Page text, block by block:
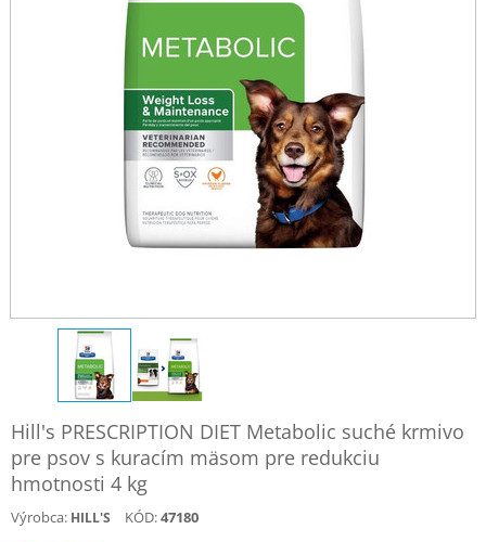
Hill's PRESCRIPTION DIET Metabolic suché krmivo
pre psov s kuracím mäsom pre redukciu
hmotnosti 4 kg
Výrobca: HILL'S KÓD:47180